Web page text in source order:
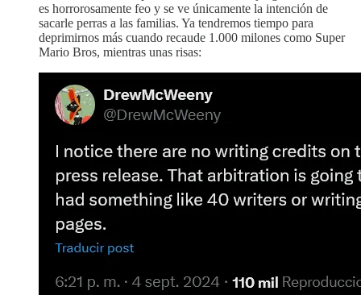
es horrorosamente feo y se ve únicamente la intención de
sacarle perras a las familias. Ya tendremos tiempo para
deprimirnos más cuando recaude 1.000 milones como Super
Mario Bros, mientras unas risas: